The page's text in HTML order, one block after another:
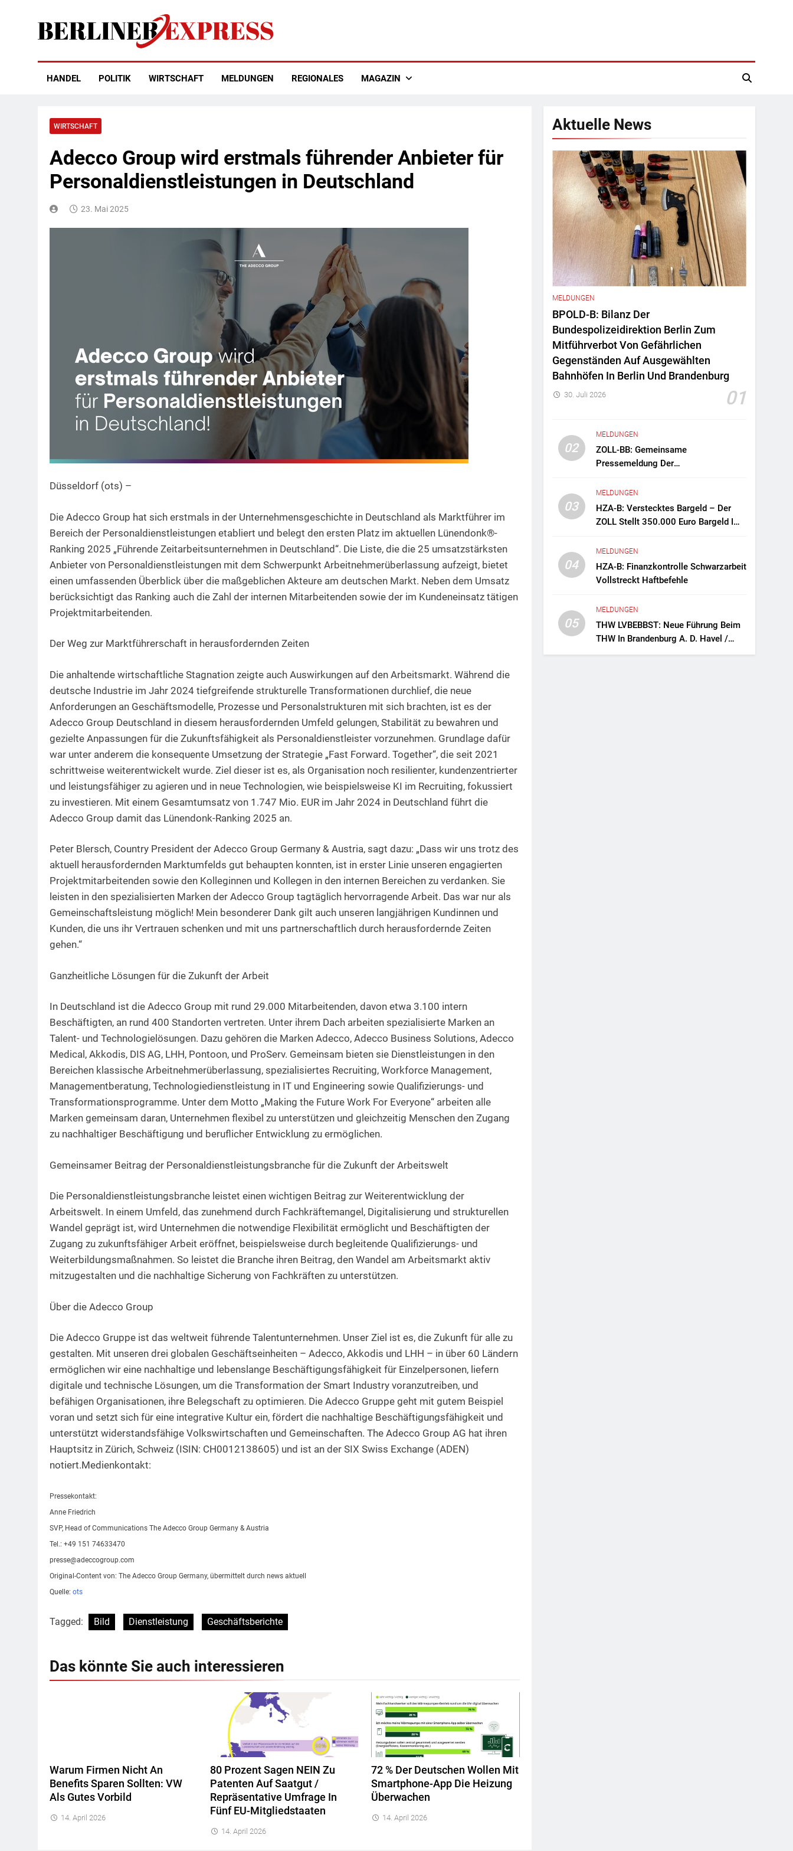
Berliner Express
HANDEL POLITIK WIRTSCHAFT MELDUNGEN REGIONALES MAGAZIN
WIRTSCHAFT
Adecco Group wird erstmals führender Anbieter für
Personaldienstleistungen in Deutschland
23. Mai 2025
Düsseldorf (ots) –
Die Adecco Group hat sich erstmals in der Unternehmensgeschichte in Deutschland als Marktführer im
Bereich der Personaldienstleistungen etabliert und belegt den ersten Platz im aktuellen Lünendonk®-
Ranking 2025 „Führende Zeitarbeitsunternehmen in Deutschland“. Die Liste, die die 25 umsatzstärksten
Anbieter von Personaldienstleistungen mit dem Schwerpunkt Arbeitnehmerüberlassung aufzeigt, bietet
einen umfassenden Überblick über die maßgeblichen Akteure am deutschen Markt. Neben dem Umsatz
berücksichtigt das Ranking auch die Zahl der internen Mitarbeitenden sowie der im Kundeneinsatz tätigen
Projektmitarbeitenden.
Der Weg zur Marktführerschaft in herausfordernden Zeiten
Die anhaltende wirtschaftliche Stagnation zeigte auch Auswirkungen auf den Arbeitsmarkt. Während die
deutsche Industrie im Jahr 2024 tiefgreifende strukturelle Transformationen durchlief, die neue
Anforderungen an Geschäftsmodelle, Prozesse und Personalstrukturen mit sich brachten, ist es der
Adecco Group Deutschland in diesem herausfordernden Umfeld gelungen, Stabilität zu bewahren und
gezielte Anpassungen für die Zukunftsfähigkeit als Personaldienstleister vorzunehmen. Grundlage dafür
war unter anderem die konsequente Umsetzung der Strategie „Fast Forward. Together“, die seit 2021
schrittweise weiterentwickelt wurde. Ziel dieser ist es, als Organisation noch resilienter, kundenzentrierter
und leistungsfähiger zu agieren und in neue Technologien, wie beispielsweise KI im Recruiting, fokussiert
zu investieren. Mit einem Gesamtumsatz von 1.747 Mio. EUR im Jahr 2024 in Deutschland führt die
Adecco Group damit das Lünendonk-Ranking 2025 an.
Peter Blersch, Country President der Adecco Group Germany & Austria, sagt dazu: „Dass wir uns trotz des
aktuell herausfordernden Marktumfelds gut behaupten konnten, ist in erster Linie unseren engagierten
Projektmitarbeitenden sowie den Kolleginnen und Kollegen in den internen Bereichen zu verdanken. Sie
leisten in den spezialisierten Marken der Adecco Group tagtäglich hervorragende Arbeit. Das war nur als
Gemeinschaftsleistung möglich! Mein besonderer Dank gilt auch unseren langjährigen Kundinnen und
Kunden, die uns ihr Vertrauen schenken und mit uns partnerschaftlich durch herausfordernde Zeiten
gehen.“
Ganzheitliche Lösungen für die Zukunft der Arbeit
In Deutschland ist die Adecco Group mit rund 29.000 Mitarbeitenden, davon etwa 3.100 intern
Beschäftigten, an rund 400 Standorten vertreten. Unter ihrem Dach arbeiten spezialisierte Marken an
Talent- und Technologielösungen. Dazu gehören die Marken Adecco, Adecco Business Solutions, Adecco
Medical, Akkodis, DIS AG, LHH, Pontoon, und ProServ. Gemeinsam bieten sie Dienstleistungen in den
Bereichen klassische Arbeitnehmerüberlassung, spezialisiertes Recruiting, Workforce Management,
Managementberatung, Technologiedienstleistung in IT und Engineering sowie Qualifizierungs- und
Transformationsprogramme. Unter dem Motto „Making the Future Work For Everyone“ arbeiten alle
Marken gemeinsam daran, Unternehmen flexibel zu unterstützen und gleichzeitig Menschen den Zugang
zu nachhaltiger Beschäftigung und beruflicher Entwicklung zu ermöglichen.
Gemeinsamer Beitrag der Personaldienstleistungsbranche für die Zukunft der Arbeitswelt
Die Personaldienstleistungsbranche leistet einen wichtigen Beitrag zur Weiterentwicklung der
Arbeitswelt. In einem Umfeld, das zunehmend durch Fachkräftemangel, Digitalisierung und strukturellen
Wandel geprägt ist, wird Unternehmen die notwendige Flexibilität ermöglicht und Beschäftigten der
Zugang zu zukunftsfähiger Arbeit eröffnet, beispielsweise durch begleitende Qualifizierungs- und
Weiterbildungsmaßnahmen. So leistet die Branche ihren Beitrag, den Wandel am Arbeitsmarkt aktiv
mitzugestalten und die nachhaltige Sicherung von Fachkräften zu unterstützen.
Über die Adecco Group
Die Adecco Gruppe ist das weltweit führende Talentunternehmen. Unser Ziel ist es, die Zukunft für alle zu
gestalten. Mit unseren drei globalen Geschäftseinheiten – Adecco, Akkodis und LHH – in über 60 Ländern
ermöglichen wir eine nachhaltige und lebenslange Beschäftigungsfähigkeit für Einzelpersonen, liefern
digitale und technische Lösungen, um die Transformation der Smart Industry voranzutreiben, und
befähigen Organisationen, ihre Belegschaft zu optimieren. Die Adecco Gruppe geht mit gutem Beispiel
voran und setzt sich für eine integrative Kultur ein, fördert die nachhaltige Beschäftigungsfähigkeit und
unterstützt widerstandsfähige Volkswirtschaften und Gemeinschaften. The Adecco Group AG hat ihren
Hauptsitz in Zürich, Schweiz (ISIN: CH0012138605) und ist an der SIX Swiss Exchange (ADEN)
notiert.Medienkontakt:
Pressekontakt:
Anne Friedrich
SVP, Head of Communications The Adecco Group Germany & Austria
Tel.: +49 151 74633470
presse@adeccogroup.com
Original-Content von: The Adecco Group Germany, übermittelt durch news aktuell
Quelle: ots
Tagged: Bild Dienstleistung Geschäftsberichte
Das könnte Sie auch interessieren
Warum Firmen Nicht An
Benefits Sparen Sollten: VW
Als Gutes Vorbild
14. April 2026
80 Prozent Sagen NEIN Zu
Patenten Auf Saatgut /
Repräsentative Umfrage In
Fünf EU-Mitgliedstaaten
14. April 2026
72 % Der Deutschen Wollen Mit
Smartphone-App Die Heizung
Überwachen
14. April 2026
Aktuelle News
MELDUNGEN
BPOLD-B: Bilanz Der
Bundespolizeidirektion Berlin Zum
Mitführverbot Von Gefährlichen
Gegenständen Auf Ausgewählten
Bahnhöfen In Berlin Und Brandenburg
01
30. Juli 2026
02
MELDUNGEN
ZOLL-BB: Gemeinsame
Pressemeldung Der
Zollfahndungsamtes Berlin-
Brandenburg Zollfahndung Hebt
Mutmaßliches Drogenlabor Aus
03
MELDUNGEN
HZA-B: Verstecktes Bargeld – Der
ZOLL Stellt 350.000 Euro Bargeld Im
04
MELDUNGEN
HZA-B: Finanzkontrolle Schwarzarbeit
Vollstreckt Haftbefehle
05
MELDUNGEN
THW LVBEBBST: Neue Führung Beim
THW In Brandenburg A. D. Havel /
Zwei Frauen An Der Spitze Des